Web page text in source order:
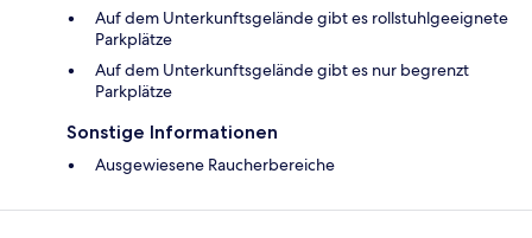
Auf dem Unterkunftsgelände gibt es rollstuhlgeeignete
Parkplätze
Auf dem Unterkunftsgelände gibt es nur begrenzt
Parkplätze
Sonstige Informationen
Ausgewiesene Raucherbereiche